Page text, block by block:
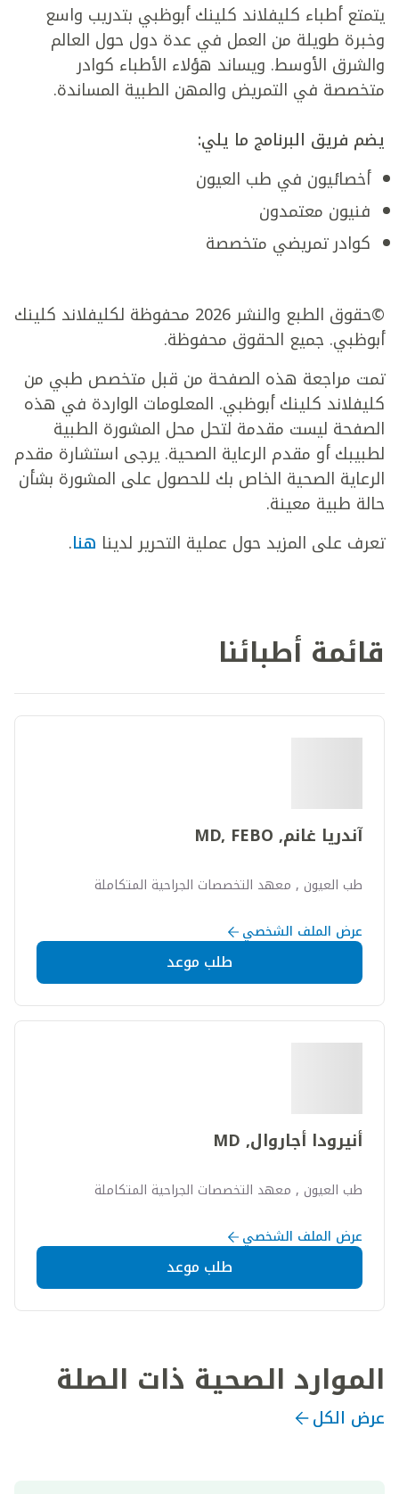
يتمتع أطباء كليفلاند كلينك أبوظبي بتدريب واسع
وخبرة طويلة من العمل في عدة دول حول العالم
والشرق الأوسط. ويساند هؤلاء الأطباء كوادر
متخصصة في التمريض والمهن الطبية المساندة.
يضم فريق البرنامج ما يلي:
أخصائيون في طب العيون
فنيون معتمدون
كوادر تمريضي متخصصة
©حقوق الطبع والنشر 2026 محفوظة لكليفلاند كلينك
أبوظبي. جميع الحقوق محفوظة.
تمت مراجعة هذه الصفحة من قبل متخصص طبي من
كليفلاند كلينك أبوظبي. المعلومات الواردة في هذه
الصفحة ليست مقدمة لتحل محل المشورة الطبية
لطبيبك أو مقدم الرعاية الصحية. يرجى استشارة مقدم
الرعاية الصحية الخاص بك للحصول على المشورة بشأن
حالة طبية معينة.
تعرف على المزيد حول عملية التحرير لدينا هنا.
قائمة أطبائنا
آندريا غانم, MD, FEBO
طب العيون , معهد التخصصات الجراحية المتكاملة
عرض الملف الشخصي
طلب موعد
أنيرودا أجاروال, MD
طب العيون , معهد التخصصات الجراحية المتكاملة
عرض الملف الشخصي
طلب موعد
الموارد الصحية ذات الصلة
عرض الكل